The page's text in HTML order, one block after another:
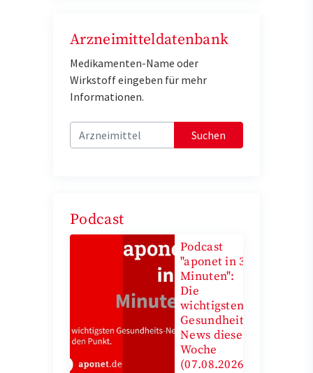
Arzneimitteldatenbank
Medikamenten-Name oder
Wirkstoff eingeben für mehr
Informationen.
Suchen
Podcast
Podcast
"aponet in 3
Minuten":
Die
wichtigsten
Gesundheits-
News diese
Woche
(07.08.2026)